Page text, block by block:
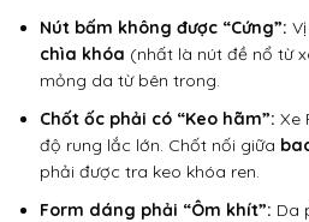
Nút bấm không được “Cứng”:
chìa khóa (nhất là nút đề nổ từ
mỏng da từ bên trong.
Chốt ốc phải có “Keo hãm”: Xe
độ rung lắc lớn. Chốt nối giữa
phải được tra keo khóa ren.
Form dáng phải “Ôm khít”: Da